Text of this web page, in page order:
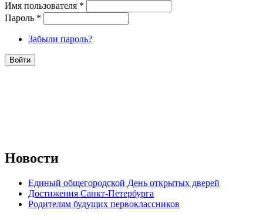
Имя пользователя *
Пароль *
Забыли пароль?
Новости
Единый общегородской День открытых дверей
Достижения Санкт-Петербурга
Родителям будущих первоклассников